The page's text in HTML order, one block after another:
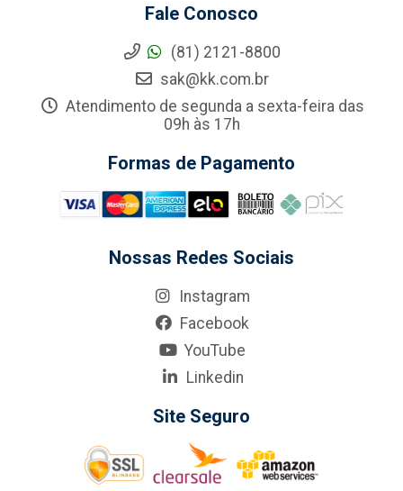
Fale Conosco
(81) 2121-8800
sak@kk.com.br
Atendimento de segunda a sexta-feira das
09h às 17h
Formas de Pagamento
Nossas Redes Sociais
Instagram
Facebook
YouTube
Linkedin
Site Seguro